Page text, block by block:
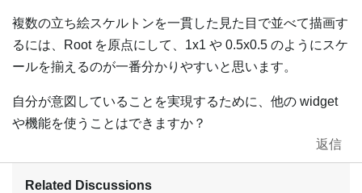
複数の立ち絵スケルトンを一貫した見た目で並べて描画す
るには、Root を原点にして、1x1 や 0.5x0.5 のようにスケ
ールを揃えるのが一番分かりやすいと思います。
自分が意図していることを実現するために、他の widget
や機能を使うことはできますか？
返信
Related Discussions